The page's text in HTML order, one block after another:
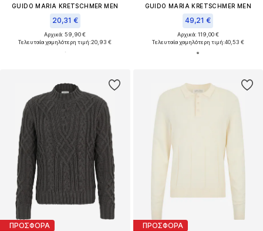
GUIDO MARIA KRETSCHMER MEN
20,31 €
Αρχικά: 59,90 €
Τελευταία χαμηλότερη τιμή:20,93 €
GUIDO MARIA KRETSCHMER MEN
49,21 €
Αρχικά: 119,00 €
Τελευταία χαμηλότερη τιμή:40,53 €
ΠΡΟΣΦΟΡΑ ΠΡΟΣΦΟΡΑ